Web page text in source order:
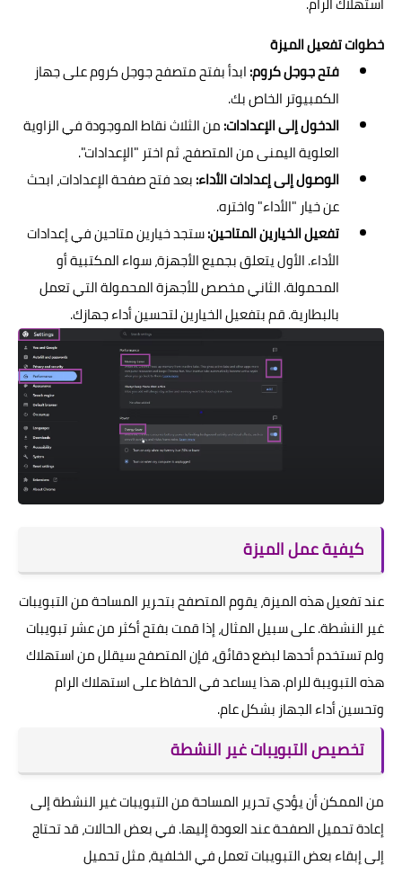
خطوات تفعيل الميزة
فتح جوجل كروم:ابدأ بفتح متصفح جوجل كروم على جهاز
الكمبيوتر الخاص بك.
الدخول إلى الإعدادات:من الثلاث نقاط الموجودة في الزاوية
العلوية اليمنى من المتصفح، ثم اختر "الإعدادات".
الوصول إلى إعدادات الأداء:بعد فتح صفحة الإعدادات، ابحث
عن خيار "الأداء" واختره.
تفعيل الخيارين المتاحين:ستجد خيارين متاحين في إعدادات
الأداء. الأول يتعلق بجميع الأجهزة، سواء المكتبية أو
المحمولة. الثاني مخصص للأجهزة المحمولة التي تعمل
بالبطارية. قم بتفعيل الخيارين لتحسين أداء جهازك.
كيفية عمل الميزة
عند تفعيل هذه الميزة، يقوم المتصفح بتحرير المساحة من التبويبات
غير النشطة. على سبيل المثال، إذا قمت بفتح أكثر من عشر تبويبات
ولم تستخدم أحدها لبضع دقائق، فإن المتصفح سيقلل من استهلاك
هذه التبويبة للرام. هذا يساعد في الحفاظ على استهلاك الرام
وتحسين أداء الجهاز بشكل عام.
تخصيص التبويبات غير النشطة
من الممكن أن يؤدي تحرير المساحة من التبويبات غير النشطة إلى
إعادة تحميل الصفحة عند العودة إليها. في بعض الحالات، قد تحتاج
إلى إبقاء بعض التبويبات تعمل في الخلفية، مثل تحميل